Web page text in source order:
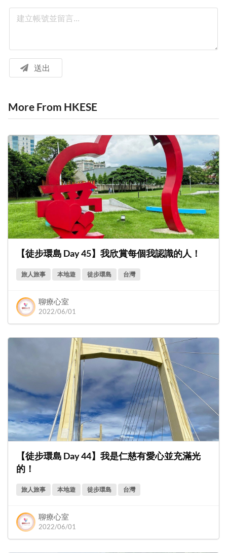
送出
More From HKESE
【徒步環島 Day 45】我欣賞每個我認識的人！
旅人旅事 本地遊 徒步環島 台灣
聊療心室
2022/06/01
【徒步環島 Day 44】我是仁慈有愛心並充滿光
的！
旅人旅事 本地遊 徒步環島 台灣
聊療心室
2022/06/01